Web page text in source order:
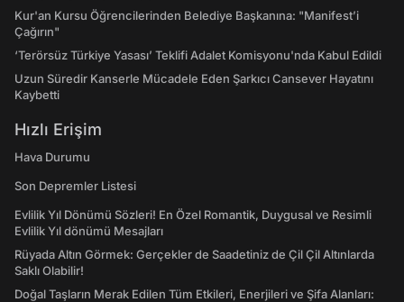
Kur'an Kursu Öğrencilerinden Belediye Başkanına: "Manifest’i
Çağırın"
‘Terörsüz Türkiye Yasası’ Teklifi Adalet Komisyonu'nda Kabul Edildi
Uzun Süredir Kanserle Mücadele Eden Şarkıcı Cansever Hayatını
Kaybetti
Hızlı Erişim
Hava Durumu
Son Depremler Listesi
Evlilik Yıl Dönümü Sözleri! En Özel Romantik, Duygusal ve Resimli
Evlilik Yıl dönümü Mesajları
Rüyada Altın Görmek: Gerçekler de Saadetiniz de Çil Çil Altınlarda
Saklı Olabilir!
Doğal Taşların Merak Edilen Tüm Etkileri, Enerjileri ve Şifa Alanları: